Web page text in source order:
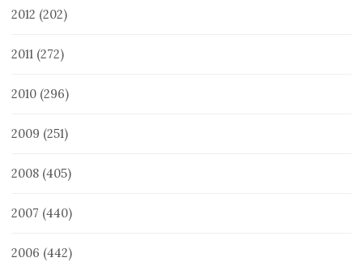
2012 (202)
2011 (272)
2010 (296)
2009 (251)
2008 (405)
2007 (440)
2006 (442)